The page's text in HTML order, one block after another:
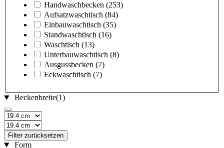
Handwaschbecken (253)
Aufsatzwaschtisch (84)
Einbauwaschtisch (35)
Standwaschtisch (16)
Waschtisch (13)
Unterbauwaschtisch (8)
Ausgussbecken (7)
Eckwaschtisch (7)
Beckenbreite(1)
Filter zurücksetzen
Form